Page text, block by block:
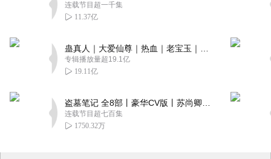
连载节目超一千集
11.37亿
专辑播放量超19.1亿
19.11亿
连载节目超七百集
1750.32万